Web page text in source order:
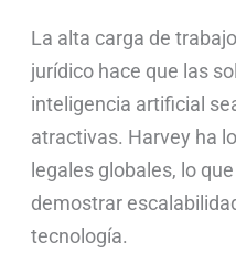
La alta carga de
jurídico hace que las
inteligencia artificial
atractivas. Harvey ha
legales globales, lo
demostrar
tecnología.